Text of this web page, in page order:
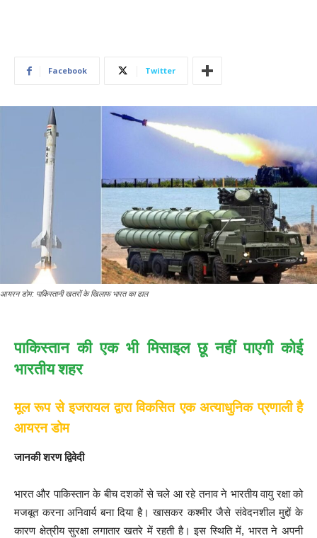
Facebook Twitter
आयरन डोम: पाकिस्तानी खतरों के खिलाफ भारत का ढाल
पाकिस्तान की एक भी मिसाइल छू नहीं पाएगी कोई
भारतीय शहर
मूल रूप से इजरायल द्वारा विकसित एक अत्याधुनिक प्रणाली है
आयरन डोम
जानकी शरण द्विवेदी
भारत और पाकिस्तान के बीच दशकों से चले आ रहे तनाव ने भारतीय वायु रक्षा को
मजबूत करना अनिवार्य बना दिया है। खासकर कश्मीर जैसे संवेदनशील मुद्दों के
कारण क्षेत्रीय सुरक्षा लगातार खतरे में रहती है। इस स्थिति में, भारत ने अपनी